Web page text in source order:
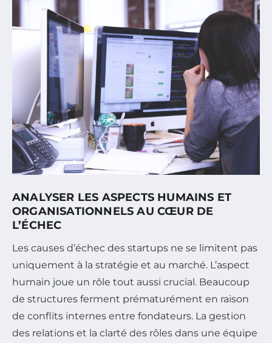
ANALYSER LES ASPECTS HUMAINS ET
ORGANISATIONNELS AU CŒUR DE
L’ÉCHEC
Les causes d’échec des startups ne se limitent pas
uniquement à la stratégie et au marché. L’aspect
humain joue un rôle tout aussi crucial. Beaucoup
de structures ferment prématurément en raison
de conflits internes entre fondateurs. La gestion
des relations et la clarté des rôles dans une équipe